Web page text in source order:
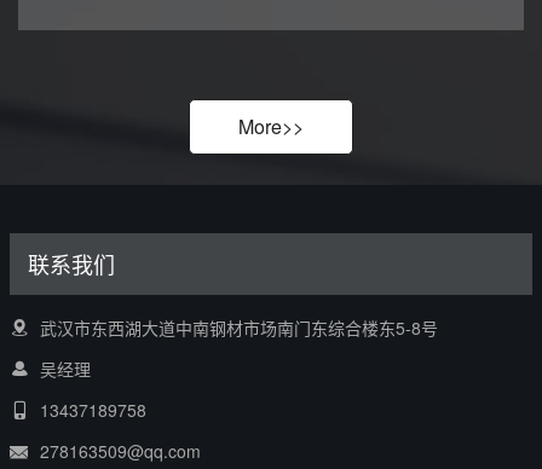
More>>
联系我们
武汉市东西湖大道中南钢材市场南门东综合楼东5-8号
吴经理
13437189758
278163509@qq.com